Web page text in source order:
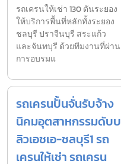
รถเครนให้เช่า 130 ตันระยอง
ให้บริการพื้นที่หลักทั้งระยอง
ชลบุรี ปราจีนบุรี สระแก้ว
และจันทบุรี ด้วยทีมงานที่ผ่าน
การอบรมแ
รถเครนปั้นจั่นรับจ้าง
นิคมอุตสาหกรรมดับบ
ลิวเอชเอ-ชลบุรี1 รถ
เครนให้เช่า รถเครน